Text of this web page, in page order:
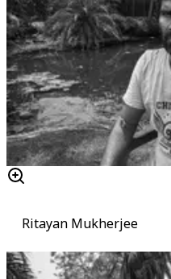
Ritayan Mukherjee